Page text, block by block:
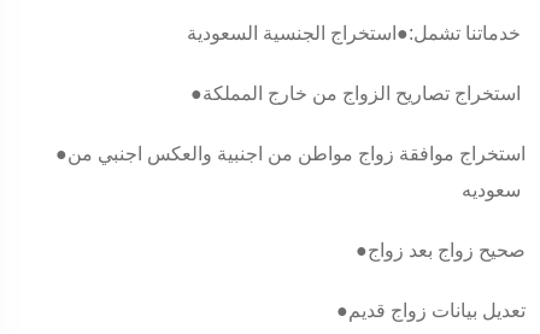
●استخراج موافقة زواج مواطن من اجنبية والعكس اجنبي من
●صحيح زواج بعد زواج
●تعديل بيانات زواج قديم